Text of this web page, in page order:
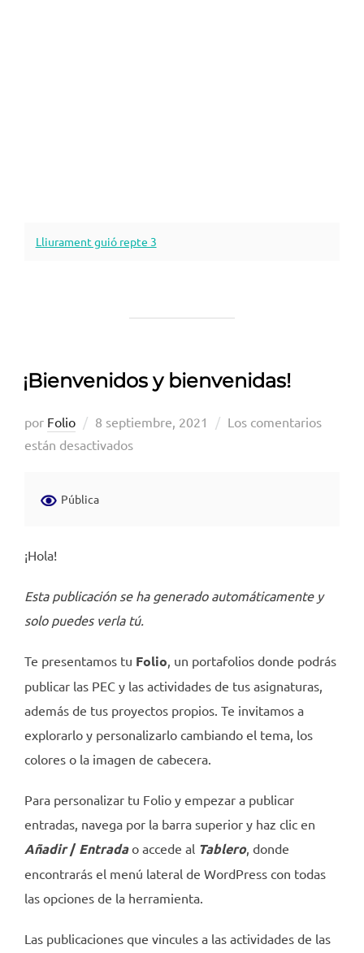
Lliurament guió repte 3
¡Bienvenidos y bienvenidas!
por Folio
Publicado
el
8 septiembre, 2021
Los comentarios
están desactivados
Pública
¡Hola!
Esta publicación se ha generado automáticamente y
solo puedes verla tú.
Te presentamos tu Folio , un portafolios donde podrás
publicar las PEC y las actividades de tus asignaturas,
además de tus proyectos propios. Te invitamos a
explorarlo y personalizarlo cambiando el tema, los
colores o la imagen de cabecera.
Para personalizar tu Folio y empezar a publicar
entradas, navega por la barra superior y haz clic en
Añadir/Entrada o accede al Tablero, donde
encontrarás el menú lateral de WordPress con todas
las opciones de la herramienta.
Las publicaciones que vincules a las actividades de las